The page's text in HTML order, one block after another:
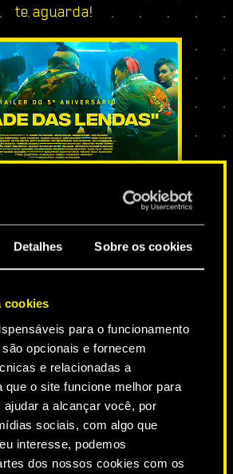
Detalhes Sobre os cookies
cookies
para o funcionamento
opcionais e fornecem
e relacionadas a
que o site funcione melhor para
a alcançar você, por
sociais, com algo que
interesse, podemos
dos nossos cookies com os
te aguarda!
AWAY